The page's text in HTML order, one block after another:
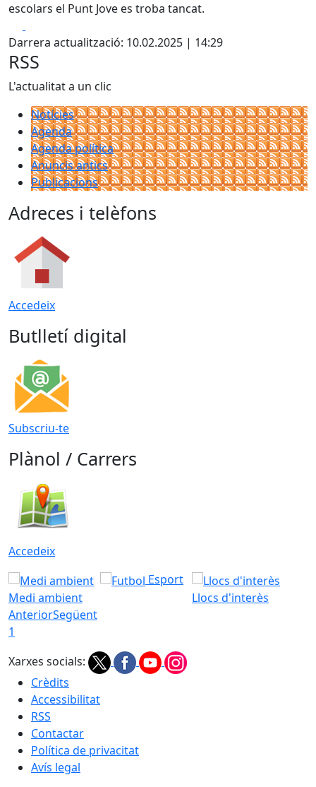
escolars el Punt Jove es troba tancat.
Darrera actualització: 10.02.2025 | 14:29
RSS
L'actualitat a un clic
Notícies
Agenda
Agenda política
Anuncis antics
Publicacions
Adreces i telèfons
Accedeix
Butlletí digital
Subscriu-te
Plànol / Carrers
Accedeix
Medi ambient
Esport
Llocs d'interès
AnteriorSegüent
1
Xarxes socials:
Crèdits
Accessibilitat
RSS
Contactar
Política de privacitat
Avís legal